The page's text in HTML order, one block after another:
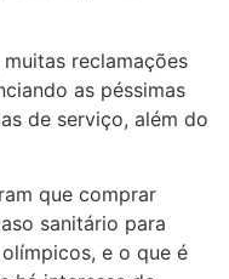
reclamações
as péssimas
de serviço, além do
que comprar
sanitário para
e o que é